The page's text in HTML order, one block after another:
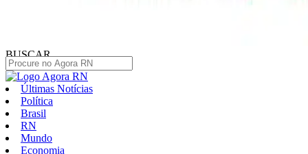
BUSCAR
Últimas Notícias
Política
Brasil
RN
Mundo
Economia